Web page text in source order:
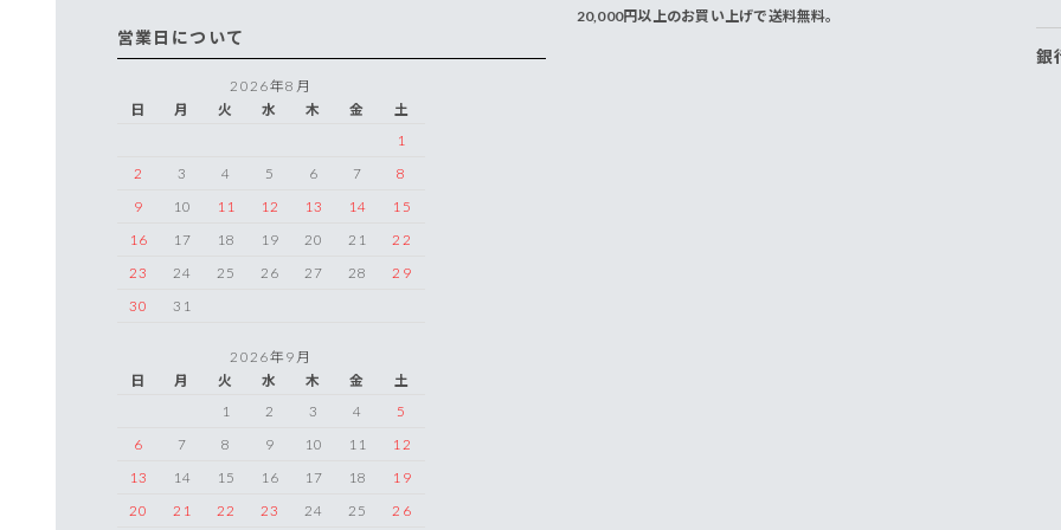
20,000円以上のお買い上げで送料無料。
銀
営業日について
2026年8月
日
月 火 水 木 金
土
1
2
3 4 5 6 7
8
9
10 11 12 13 14
15
16
17 18 19 20 21
22
23
24 25 26 27 28
29
30
31
2026年9月
日
月 火 水 木 金
土
1
2 3 4
5
6
7 8 9 10 11
12
13
14 15 16 17 18
19
20
21 22 23 24 25 26